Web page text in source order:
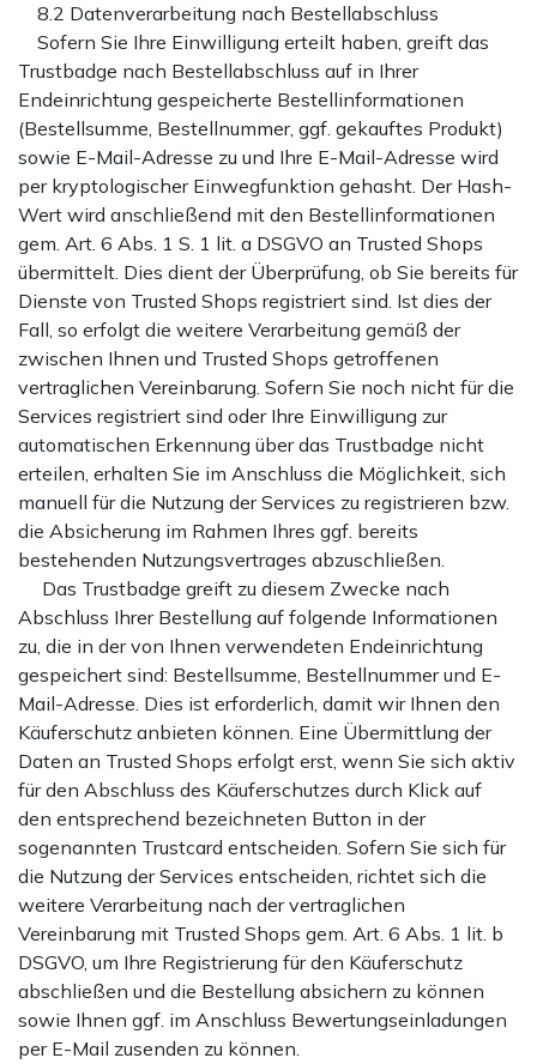
8.2 Datenverarbeitung nach Bestellabschluss
Sofern Sie Ihre Einwilligung erteilt haben, greift das
Trustbadge nach Bestellabschluss auf in Ihrer
Endeinrichtung gespeicherte Bestellinformationen
(Bestellsumme, Bestellnummer, ggf. gekauftes Produkt)
sowie E-Mail-Adresse zu und Ihre E-Mail-Adresse wird
per kryptologischer Einwegfunktion gehasht. Der Hash-
Wert wird anschließend mit den Bestellinformationen
gem. Art. 6 Abs. 1 S. 1 lit. a DSGVO an Trusted Shops
übermittelt. Dies dient der Überprüfung, ob Sie bereits für
Dienste von Trusted Shops registriert sind. Ist dies der
Fall, so erfolgt die weitere Verarbeitung gemäß der
zwischen Ihnen und Trusted Shops getroffenen
vertraglichen Vereinbarung. Sofern Sie noch nicht für die
Services registriert sind oder Ihre Einwilligung zur
automatischen Erkennung über das Trustbadge nicht
erteilen, erhalten Sie im Anschluss die Möglichkeit, sich
manuell für die Nutzung der Services zu registrieren bzw.
die Absicherung im Rahmen Ihres ggf. bereits
bestehenden Nutzungsvertrages abzuschließen.
Das Trustbadge greift zu diesem Zwecke nach
Abschluss Ihrer Bestellung auf folgende Informationen
zu, die in der von Ihnen verwendeten Endeinrichtung
gespeichert sind: Bestellsumme, Bestellnummer und E-
Mail-Adresse. Dies ist erforderlich, damit wir Ihnen den
Käuferschutz anbieten können. Eine Übermittlung der
Daten an Trusted Shops erfolgt erst, wenn Sie sich aktiv
für den Abschluss des Käuferschutzes durch Klick auf
den entsprechend bezeichneten Button in der
sogenannten Trustcard entscheiden. Sofern Sie sich für
die Nutzung der Services entscheiden, richtet sich die
weitere Verarbeitung nach der vertraglichen
Vereinbarung mit Trusted Shops gem. Art. 6 Abs. 1 lit. b
DSGVO, um Ihre Registrierung für den Käuferschutz
abschließen und die Bestellung absichern zu können
sowie Ihnen ggf. im Anschluss Bewertungseinladungen
per E-Mail zusenden zu können.